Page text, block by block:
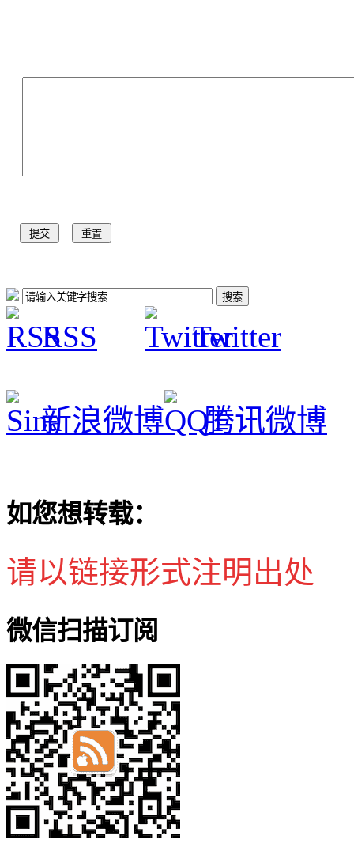
RSS Twitter
新浪微博 腾讯微博
如您想转载：
请以链接形式注明出处
微信扫描订阅